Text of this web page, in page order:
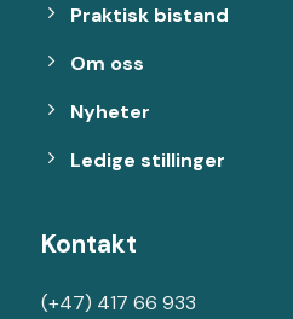
Praktisk bistand
Om oss
Nyheter
Ledige stillinger
Kontakt
(+47) 417 66 933